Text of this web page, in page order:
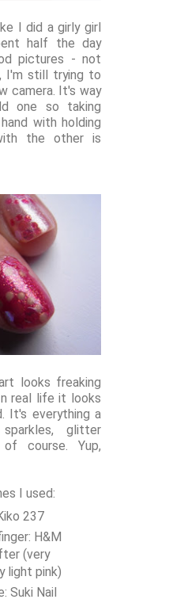
I did a girly girl
half the day
pictures - not
I'm still trying to
camera. It's way
one so taking
with holding
the other is
looks freaking
real life it looks
It's everything a
glitter
course. Yup,
I used:
237
H&M
(very
light pink)
Suki Nail